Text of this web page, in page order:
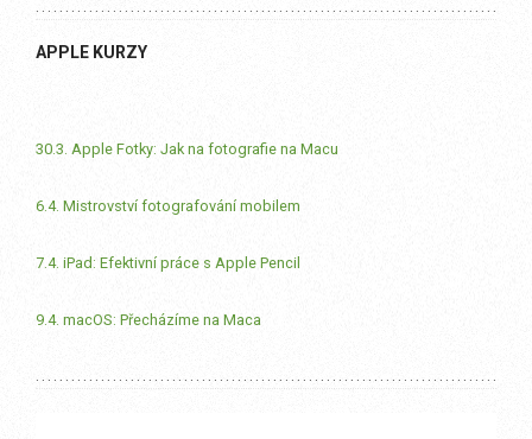
APPLE KURZY
30.3. Apple Fotky: Jak na fotografie na Macu
6.4. Mistrovství fotografování mobilem
7.4. iPad: Efektivní práce s Apple Pencil
9.4. macOS: Přecházíme na Maca